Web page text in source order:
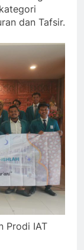
dan Tafsir.
Prodi IAT